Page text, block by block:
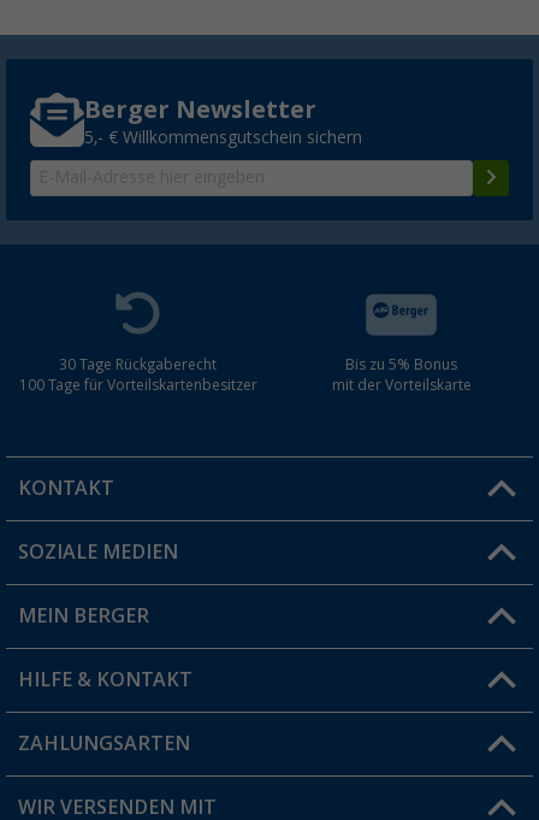
Berger Newsletter
5,- € Willkommensgutschein sichern
30 Tage Rückgaberecht
100 Tage für Vorteilskartenbesitzer
Bis zu 5% Bonus
mit der Vorteilskarte
KONTAKT
Du hast eine Frage?
Filiale finden
SOZIALE MEDIEN
MEIN BERGER
Vorteilskarte
Blog
HILFE & KONTAKT
FAQ & Kontakt
Versandinformationen
ZAHLUNGSARTEN
WIR VERSENDEN MIT